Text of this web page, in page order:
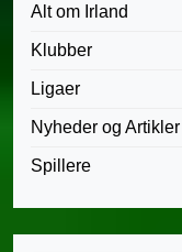
Alt om Irland
Klubber
Ligaer
Nyheder og Artikler
Spillere